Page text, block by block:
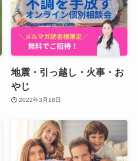
地震・引っ越し・火事・お
やじ
2022年3月18日